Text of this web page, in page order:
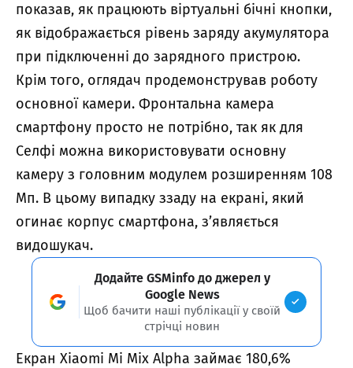
показав, як працюють віртуальні бічні кнопки,
як відображається рівень заряду акумулятора
при підключенні до зарядного пристрою.
Крім того, оглядач продемонстрував роботу
основної камери. Фронтальна камера
смартфону просто не потрібно, так як для
Селфі можна використовувати основну
камеру з головним модулем розширенням 108
Мп. В цьому випадку ззаду на екрані, який
огинає корпус смартфона, з’являється
видошукач.
Додайте GSMinfo до джерел у
Google News
Щоб бачити наші публікації у своїй
стрічці новин
Екран Xiaomi Mi Mix Alpha займає 180,6%